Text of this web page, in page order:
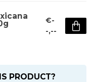
€-
-,--
PRODUCT?